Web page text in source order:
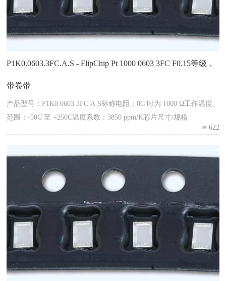
P1K0.0603.3FC.A.S - FlipChip Pt 1000 0603 3FC F0.15等级，
带卷带
产品型号：P1K0.0603.3FC.A.S标称电阻：0C 时为 1000 Ω工作温度
范围：-50C 至 +250C温度系数：3850 ppm/K芯片尺寸/规格
622